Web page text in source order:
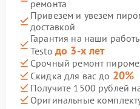
ремонта
Привезем и увезем
доставкой
Гарантия на наши
Testo до 3-х лет
Срочный ремонт
Скидка для вас до 20%
Получите 1500 рублей
Оригинальные